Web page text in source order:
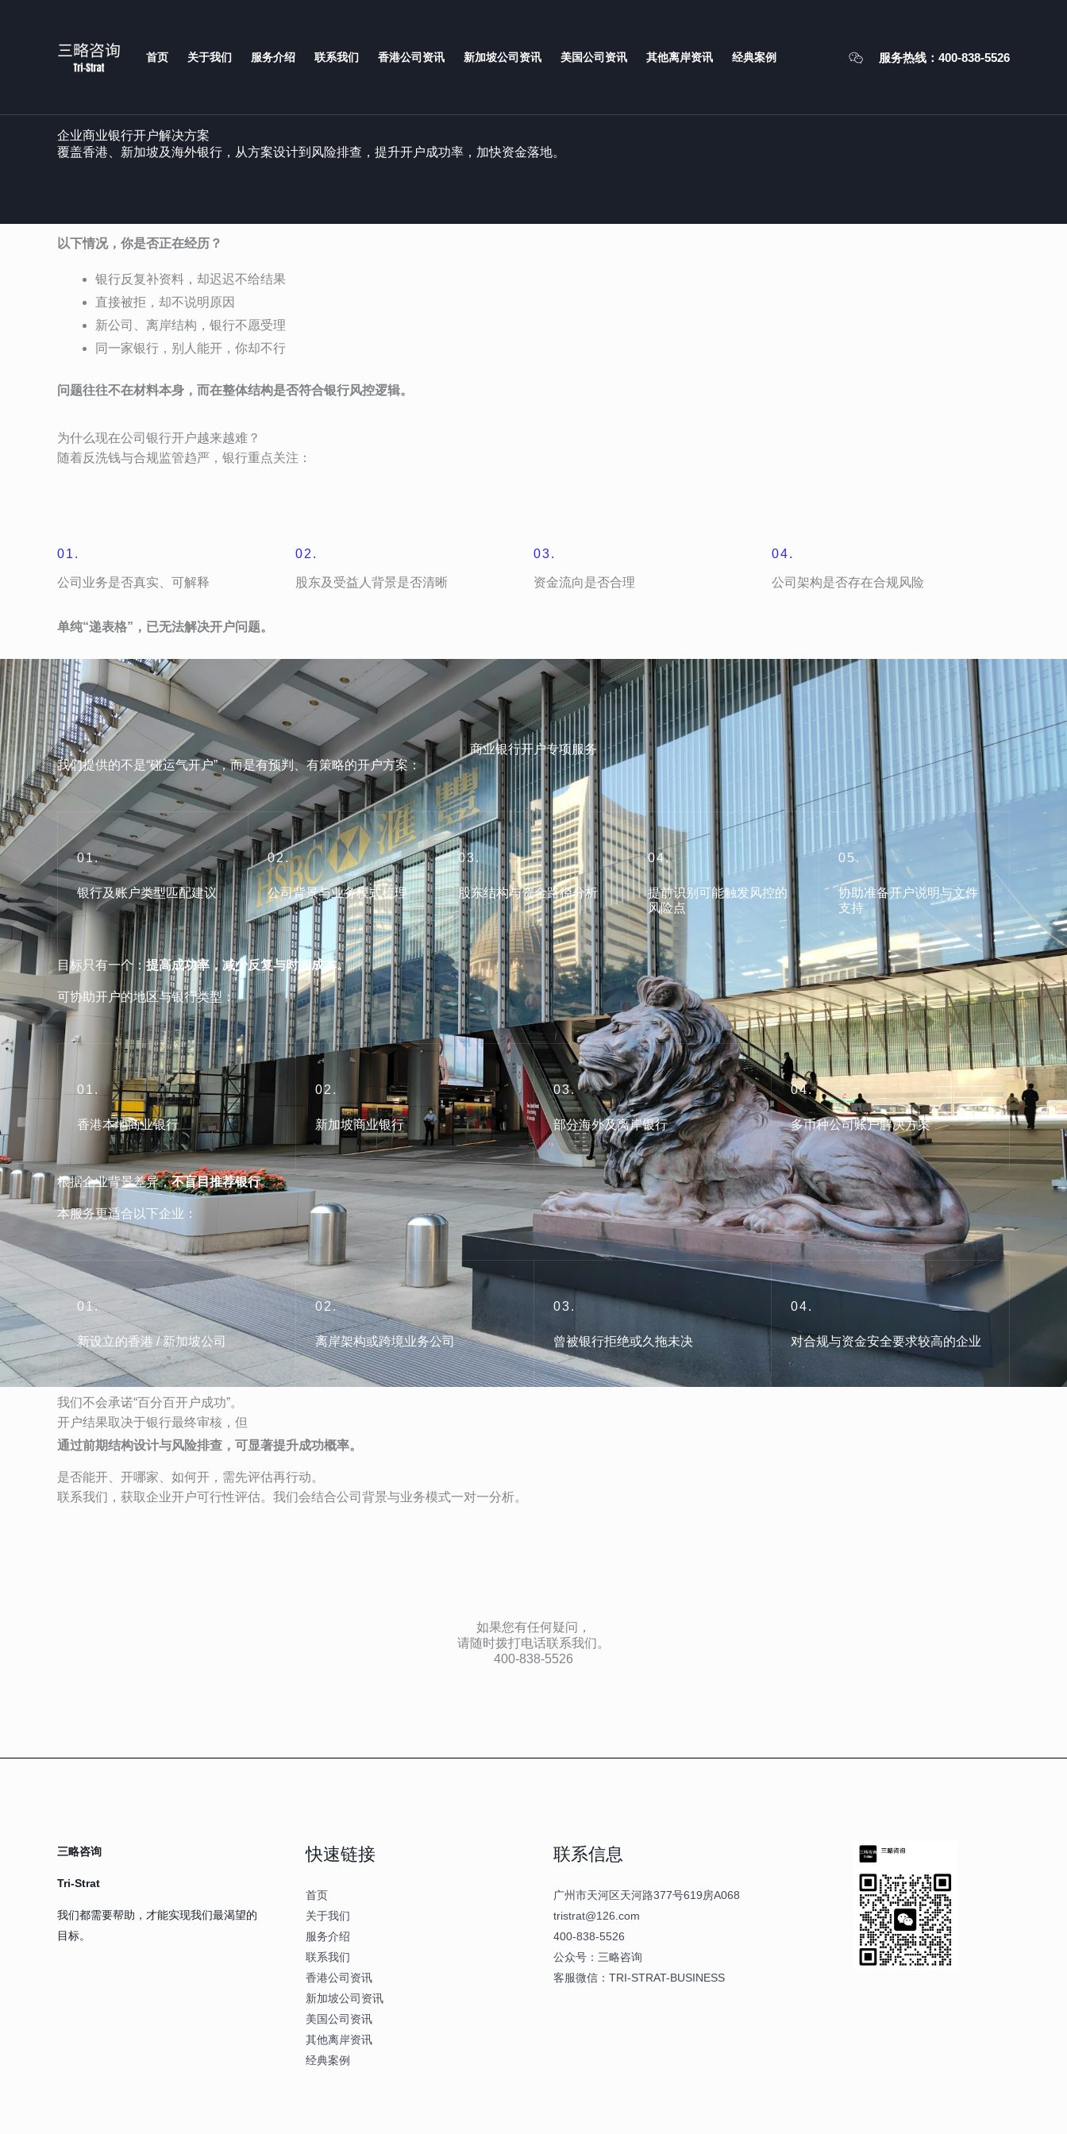
首页 关于我们 服务介绍 联系我们 香港公司资讯 新加坡公司资讯 美国公司资讯 其他离岸资讯 经典案例 服务热线：400-838-5526
企业商业银行开户解决方案
覆盖香港、新加坡及海外银行，从方案设计到风险排查，提升开户成功率，加快资金落地。
以下情况，你是否正在经历？
银行反复补资料，却迟迟不给结果
直接被拒，却不说明原因
新公司、离岸结构，银行不愿受理
同一家银行，别人能开，你却不行
问题往往不在材料本身，而在整体结构是否符合银行风控逻辑。
为什么现在公司银行开户越来越难？
随着反洗钱与合规监管趋严，银行重点关注：
01.
公司业务是否真实、可解释
02.
股东及受益人背景是否清晰
03.
资金流向是否合理
04.
公司架构是否存在合规风险
单纯“递表格”，已无法解决开户问题。
商业银行开户专项服务
我们提供的不是“碰运气开户”，而是有预判、有策略的开户方案：
01.
银行及账户类型匹配建议
02.
公司背景与业务模式梳理
03.
股东结构与资金路径分析
04.
提前识别可能触发风控的
风险点
05.
协助准备开户说明与文件
支持
目标只有一个：提高成功率，减少反复与时间成本。
可协助开户的地区与银行类型：
01.
香港本地商业银行
02.
新加坡商业银行
03.
部分海外及离岸银行
04.
多币种公司账户解决方案
根据企业背景差异，不盲目推荐银行。
本服务更适合以下企业：
01.
新设立的香港 / 新加坡公司
02.
离岸架构或跨境业务公司
03.
曾被银行拒绝或久拖未决
04.
对合规与资金安全要求较高的企业
我们不会承诺“百分百开户成功”。
开户结果取决于银行最终审核，但
通过前期结构设计与风险排查，可显著提升成功概率。
是否能开、开哪家、如何开，需先评估再行动。
联系我们，获取企业开户可行性评估。我们会结合公司背景与业务模式一对一分析。
如果您有任何疑问，
请随时拨打电话联系我们。
400-838-5526
三略咨询
Tri-Strat
我们都需要帮助，才能实现我们最渴望的
目标。
快速链接
首页
关于我们
服务介绍
联系我们
香港公司资讯
新加坡公司资讯
美国公司资讯
其他离岸资讯
经典案例
联系信息
广州市天河区天河路377号619房A068
tristrat@126.com
400-838-5526
公众号：三略咨询
客服微信：TRI-STRAT-BUSINESS